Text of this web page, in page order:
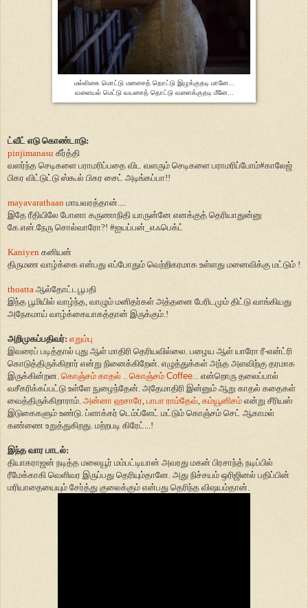
மல்லிகை மொட்டு மனசைத் தொட்டு இழுக்குதடி மானே...
வளையல் மெட்டு வயசைத் தொட்டு வளைக்குதடி மீனே...
ட்வீட் எடு கொண்டாடு:
pinjimanasu கீர்த்தி
வளர்ந்த செடிகளை பராமரிப்பதை விட வளரும் செடிகளை பராமரிப்போம்#காலேஜ்
பிகர விட்டுட்டு ஸ்கூல் பிகர சைட் அடிங்கப்பா!!
mayavarathaan மாயவரத்தான்....
இதே ரீதியிலே போனா கருணாநிதி யாருன்னே எனக்குத் தெரியாதுன்னு
கே.என்.நேரு சொல்வாரோ?! #ஐயப்பன் எஃபெக்ட்
Kaniyen கனியன்
திருமண வாழ்க்கை என்பது எப்போதும் வெற்றிகரமாக உள்ளது மனைவிக்கு மட்டும் !
thoatta ஆல்தோட்டபூபதி
இந்த பூமியில் வாழ்ந்த வாழும் மனிதர்கள் அத்தனை பேரிடமும் திட்டு வாங்கியது
அநேகமாய் வாழ்க்கையாகத்தான் இருக்கும்.!
அறிமுகப்பதிவர்: எறும்பு
இவரைப் படித்தால் புது ஆள் மாதிரி தெரியவில்லை. பழைய ஆள் யாரோ ரீ-என்ட்ரி
கொடுத்திருக்கிறார் என்று நினைக்கிறேன். எழுத்துக்கள் அந்த அளவிற்கு தரமாக
இருக்கின்றன. கொஞ்சம் காதல் .. கொஞ்சம் Coffee
என்றொரு தலைப்பால்
வசீகரிக்கப்பட்டு உள்ளே நுழைந்தேன். அதேமாதிரி இன்னும் ஆறு காதல் கதைகள்
வைத்திருக்கிறாராம். அன்னா ஹசாரே பாபா ராம்தேவ் கம்யூனிசம் என்று சீரியஸ்
இடுகைகளும் உண்டு. ப்ளாக்கர் டெம்ப்ளேட் மட்டும் கொஞ்சம் செட் ஆகாமல்
கண்ணை உறுத்துகிறது. மற்றபடி கிரேட்...!
இந்த வார பாடல்:
தியாகராஜன் நடித்த மலையூர் மம்பட்டியான் அவரது மகன் பிரசாந்த் நடிப்பில்
ரீமேக்காகி வெளிவர இருப்பது தெரியும்தானே. அது நிச்சயம் ஒரிஜினல் பதிப்பின்
மரியாதையையும் சேர்த்து குலைக்கும் என்பது தெரிந்த விஷயம்தான்.